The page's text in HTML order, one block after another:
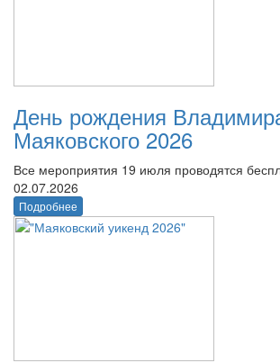
День рождения
Маяковского 2026
Все мероприятия 19 июля проводятся
02.07.2026
Подробнее